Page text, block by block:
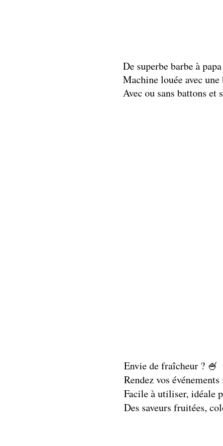
De superbe barbe à
Machine louée avec
Avec ou sans battons et
Envie de fraîcheur ? 🍧
Rendez vos
Facile à utiliser, idéale
Des saveurs fruitées,